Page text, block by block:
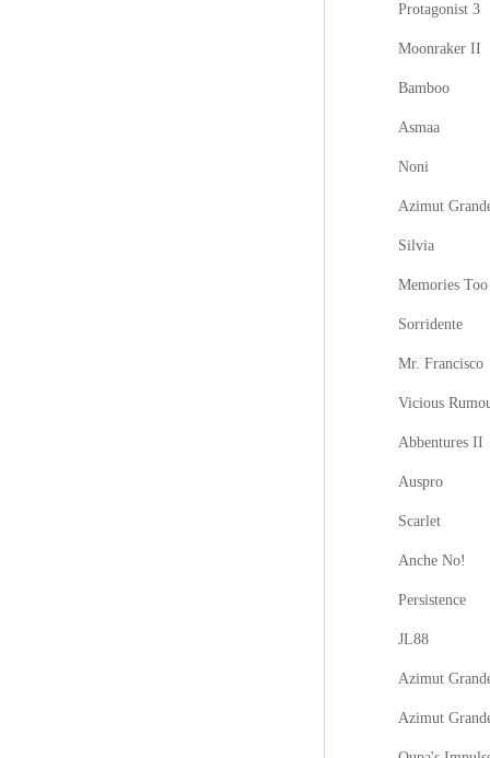
Protagonist 3
Moonraker II
Bamboo
Asmaa
Noni
Azimut
Silvia
Memories Too
Sorridente
Mr. Francisco
Vicious
Abbentures II
Auspro
Scarlet
Anche No!
Persistence
JL88
Azimut
Azimut